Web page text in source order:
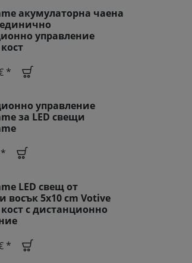
акумулаторна чаена
управление
*
управление
за LED свещи
LED свещ от
восък 5x10 cm Votive
с дистанционно
*